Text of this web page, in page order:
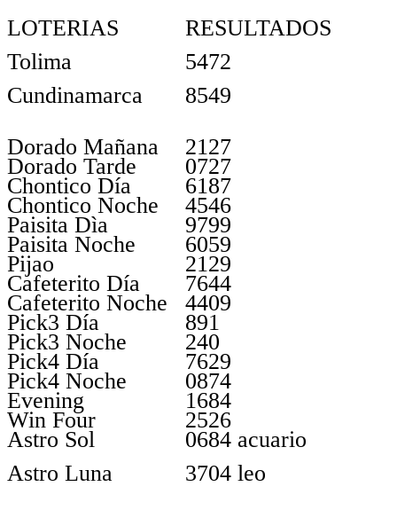
LOTERIAS
RESULTADOS
Tolima
5472
Cundinamarca
8549
Dorado Mañana
2127
Dorado Tarde 0727
Chontico Día 6187
Chontico Noche 4546
Paisita Dìa 9799
Paisita Noche 6059
Pijao 2129
Cafeterito Día 7644
Cafeterito Noche 4409
Pick3 Día 891
Pick3 Noche 240
Pick4 Día 7629
Pick4 Noche 0874
Evening 1684
Win Four 2526
Astro Sol
0684 acuario
Astro Luna
3704 leo